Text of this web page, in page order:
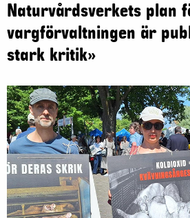
Naturvårdsverkets plan
vargförvaltningen är
stark kritik»